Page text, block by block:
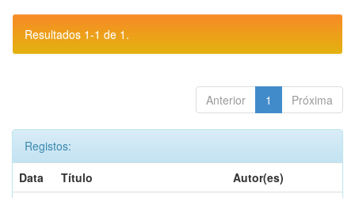
Resultados 1-1 de 1.
Anterior 1 Próxima
Registos:
Data
Título
Autor(es)